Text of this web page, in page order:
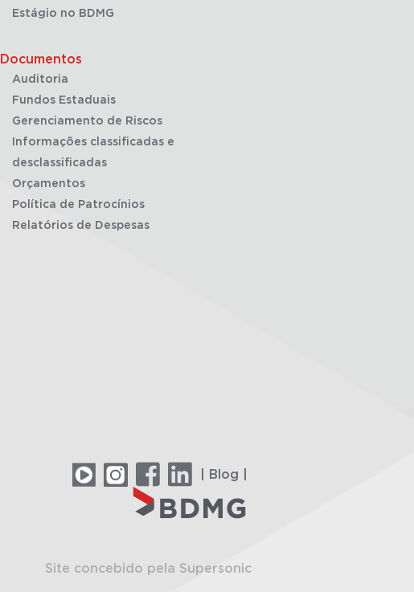
Estágio no BDMG
Documentos
Auditoria
Fundos Estaduais
Gerenciamento de Riscos
Informações classificadas e
desclassificadas
Orçamentos
Política de Patrocínios
Relatórios de Despesas
| Blog |
Site concebido pela Supersonic